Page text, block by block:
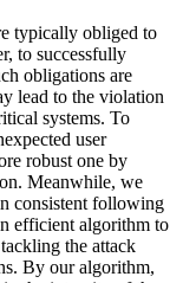
typically obliged to
to successfully
obligations are
lead to the violation
systems. To
user
robust one by
Meanwhile, we
consistent following
efficient algorithm to
the attack
By our algorithm,